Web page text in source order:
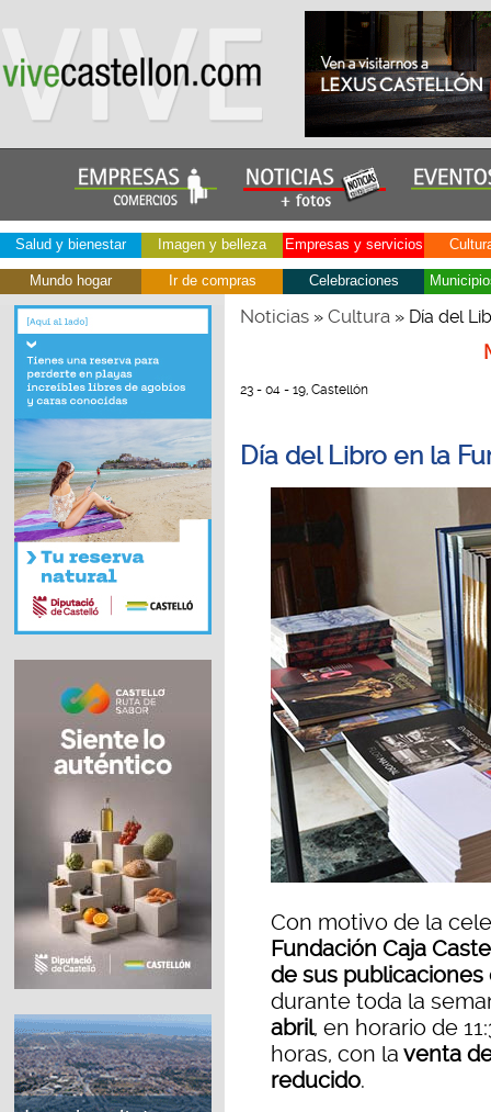
Salud y bienestar Imagen y belleza Empresas y servicios
Mundo hogar Ir de compras Celebraciones
Noticias» Cultura» Día del
23 - 04 - 19, Castellón
Día del Libro en la
Con motivo de la
Fundación Caja
de sus publicaciones
durante toda la
abril, en horario de
horas, con la venta
reducido.